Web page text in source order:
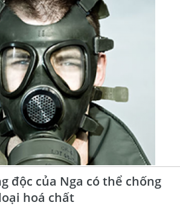
độc của Nga có thể chống
hoá chất